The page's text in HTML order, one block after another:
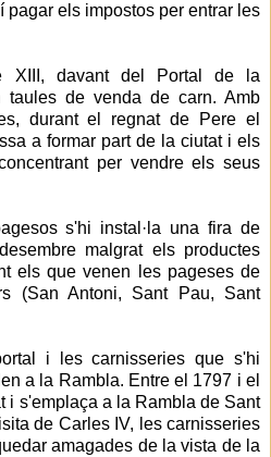
pagar els impostos per entrar les
XIII, davant del Portal de la
taules de venda de carn. Amb
durant el regnat de Pere el
a formar part de la ciutat i els
per vendre els seus
s'hi instal·la una fira de
malgrat els productes
els que venen les pageses de
(San Antoni, Sant Pau, Sant
i les carnisseries que s'hi
a la Rambla. Entre el 1797 i el
i s'emplaça a la Rambla de Sant
de Carles IV, les carnisseries
amagades de la vista de la